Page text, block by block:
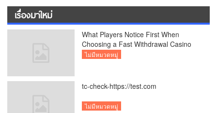
เรื่องมาใหม่
What Players Notice First When
Choosing a Fast Withdrawal Casino
UK
ไม่มีหมวดหมู่
tc-check-https://test.com
ไม่มีหมวดหมู่